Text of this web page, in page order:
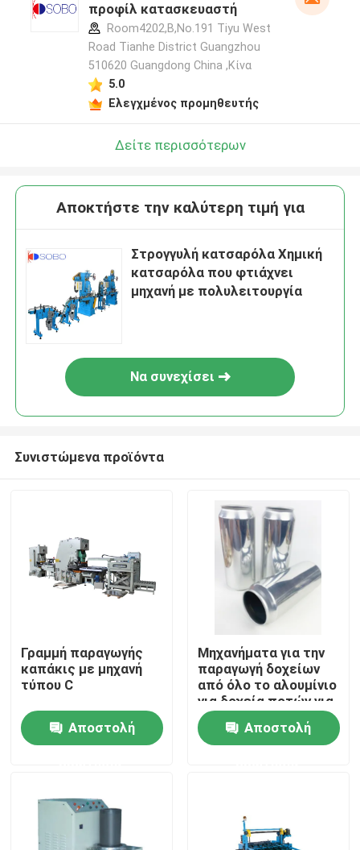
Σπίτι
Προϊόντα
Βίντεο
προφίλ κατασκευαστή
Room4202,B,No.191 Tiyu West
Road Tianhe District Guangzhou
510620 Guangdong China ,Κίνα
5.0
Ελεγχμένος προμηθευτής
Δείτε περισσότερων
Αποκτήστε την καλύτερη τιμή για
Στρογγυλή κατσαρόλα Χημική
κατσαρόλα που φτιάχνει
μηχανή με πολυλειτουργία
Να συνεχίσει
Συνιστώμενα προϊόντα
Γραμμή παραγωγής
καπάκις με μηχανή
τύπου C
Αποστολή
Μηχανήματα για την
παραγωγή δοχείων
από όλο το αλουμίνιο
για δοχεία ποτών για
δοχεία μπύρας
δοχεία κόλας
Αποστολή